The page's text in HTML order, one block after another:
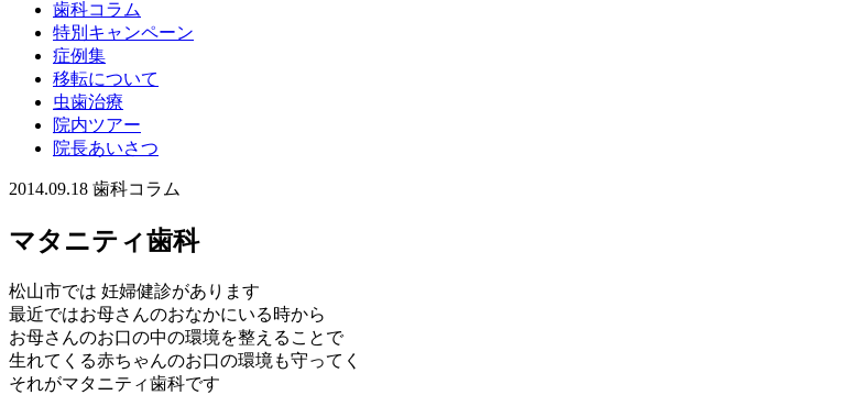
歯科コラム
特別キャンペーン
症例集
移転について
虫歯治療
院内ツアー
院長あいさつ
2014.09.18 歯科コラム
マタニティ歯科
松山市では 妊婦健診があります
最近ではお母さんのおなかにいる時から
お母さんのお口の中の環境を整えることで
生れてくる赤ちゃんのお口の環境も守ってく
それがマタニティ歯科です